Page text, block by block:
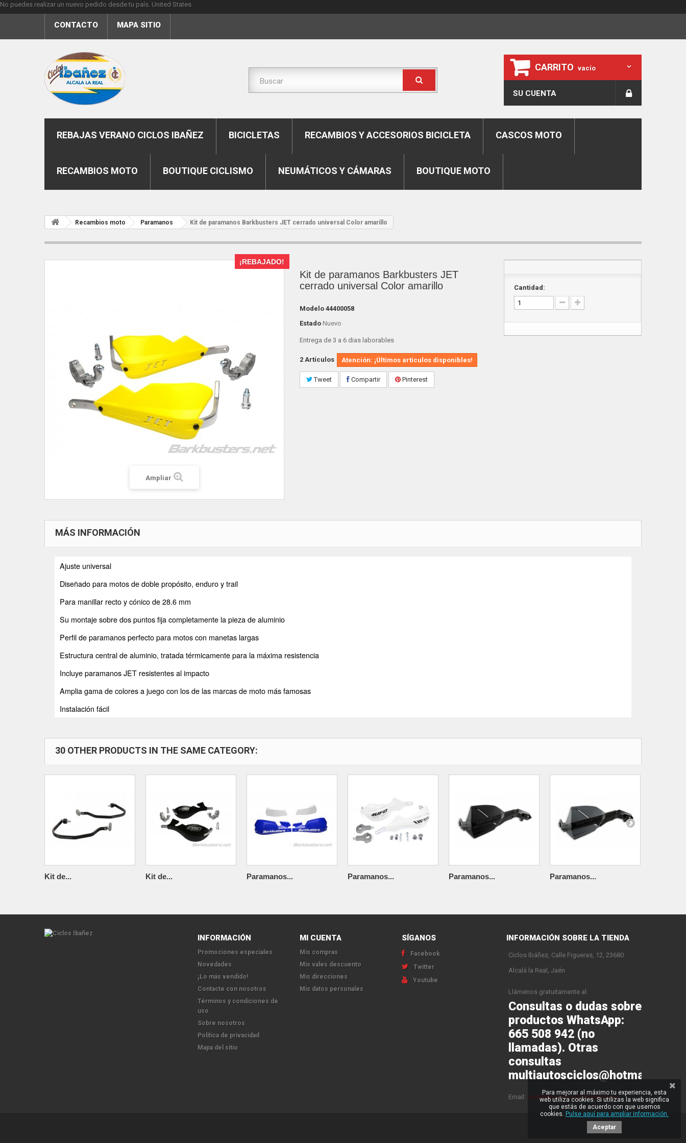
No puedes realizar un nuevo pedido desde tu país. United States
CONTACTO MAPA SITIO
CARRITO vacío
SU CUENTA
REBAJAS VERANO CICLOS IBAÑEZ BICICLETAS RECAMBIOS Y ACCESORIOS BICICLETA CASCOS MOTO
RECAMBIOS MOTO BOUTIQUE CICLISMO NEUMÁTICOS Y CÁMARAS BOUTIQUE MOTO
Recambios moto Paramanos Kit de paramanos Barkbusters JET cerrado universal Color amarillo
¡REBAJADO!
Ampliar
Kit de paramanos Barkbusters JET
cerrado universal Color amarillo
Modelo 44400058
Estado Nuevo
Entrega de 3 a 6 dias laborables
2 Artículos Atención: ¡Últimos artículos disponibles!
Tweet Compartir Pinterest
Cantidad:
MÁS INFORMACIÓN
Ajuste universal
Diseñado para motos de doble propósito, enduro y trail
Para manillar recto y cónico de 28.6 mm
Su montaje sobre dos puntos fija completamente la pieza de aluminio
Perfil de paramanos perfecto para motos con manetas largas
Estructura central de aluminio, tratada térmicamente para la máxima resistencia
Incluye paramanos JET resistentes al impacto
Amplia gama de colores a juego con los de las marcas de moto más famosas
Instalación fácil
30 OTHER PRODUCTS IN THE SAME CATEGORY:
Kit de... Kit de... Paramanos... Paramanos... Paramanos... Paramanos...
INFORMACIÓN
Promociones especiales
Novedades
¡Lo más vendido!
Contacte con nosotros
Términos y condiciones de
uso
Sobre nosotros
Política de privacidad
Mapa del sitio
MI CUENTA
Mis compras
Mis vales descuento
Mis direcciones
Mis datos personales
SÍGANOS
Facebook
Twitter
Youtube
INFORMACIÓN SOBRE LA TIENDA
Ciclos Ibáñez, Calle Figueras, 12, 23680
Alcalá la Real, Jaén
Llámenos gratuitamente al:
Consultas o dudas sobre
productos WhatsApp:
665 508 942 (no
llamadas). Otras
consultas
multiautosciclos@hotmail.com
Email: multiautosciclos@hotmail.com
Para mejorar al máximo tu experiencia, esta
web utiliza cookies. Si utilizas la web significa
que estás de acuerdo con que usemos
cookies. Pulse aquí para ampliar información.
Aceptar